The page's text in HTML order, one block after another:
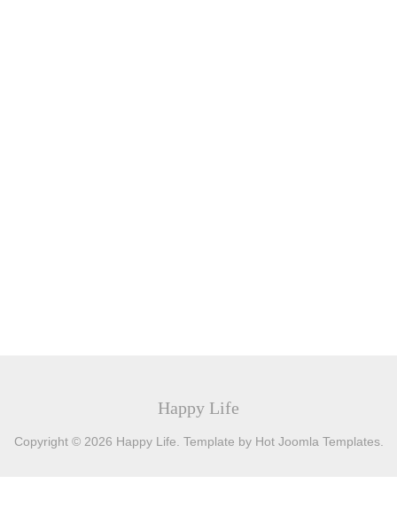
Happy Life
Copyright © 2026 Happy Life. Template by Hot Joomla Templates.